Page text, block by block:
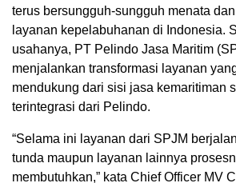
terus bersungguh-sungguh menata
layanan kepelabuhanan di Indonesia.
usahanya, PT Pelindo Jasa Maritim
menjalankan transformasi layanan
mendukung dari sisi jasa kemaritiman
terintegrasi dari Pelindo.
“Selama ini layanan dari SPJM
tunda maupun layanan lainnya
membutuhkan,” kata Chief Officer MV